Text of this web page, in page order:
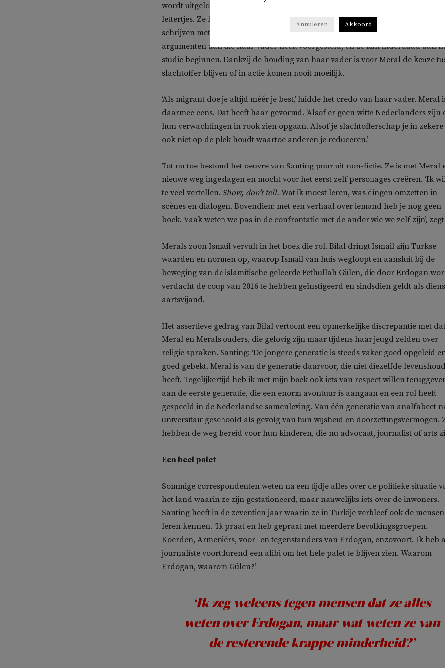
wordt uitgeloot voor haar studie medicijnen, dan wijst hij haar op de kleine
lettertjes. Ze kan bezwaar maken, dus moet ze die kans grijpen en een brief
schrijven met een goed onderbouwd verhaal. Ze doet wat hij zegt, voert de
argumenten aan die haar vader heeft voorgesteld, en ze kan inderdaad aan
studie beginnen. Dankzij de houding van haar vader is voor Meral de keuze
slachtoffer blijven of in actie komen nooit moeilijk.
‘Als migrant doe je altijd méér je best,’ luidde het credo van haar vader. Meral
daarmee eens. Dat heeft haar gevormd. ‘Alsof er geen witte Nederlanders zijn
hun verwachtingen in rook zien opgaan. Alsof je slachtofferschap je in zekere
ook niet op de plek houdt waartoe anderen je reduceren.’
Tot nu toe bestond het oeuvre van Santing puur uit non-fictie. Ze is met Meral
nieuwe weg ingeslagen en mocht voor het eerst zelf personages creëren. ‘Ik
te veel vertellen. Show, don’t tell. Wat ik moest leren, was dingen omzetten in
scènes en dialogen. Bovendien: met een verhaal over iemand heb je nog geen
boek. Vaak weten we pas in de confrontatie met de ander wie we zelf zijn’,
Merals zoon Ismail vervult in het boek die rol. Bilal dringt Ismail zijn Turkse
waarden en normen op, waarop Ismail van huis wegloopt en aansluit bij de
beweging van de islamitische geleerde Fethullah Gülen, die door Erdogan
verdacht de coup van 2016 te hebben geïnstigeerd en sindsdien geldt als diens
aartsvijand.
Het assertieve gedrag van Bilal vertoont een opmerkelijke discrepantie met
Meral en Merals ouders, die gelovig zijn maar tijdens haar jeugd zelden over
religie spraken. Santing: ‘De jongere generatie is steeds vaker goed opgeleid
goed gebekt. Meral is van de generatie daarvoor, die niet diezelfde
heeft. Tegelijkertijd heb ik met mijn boek ook iets van respect willen
aan de eerste generatie, die een enorm avontuur is aangaan en een rol heeft
gespeeld in de Nederlandse samenleving. Van één generatie van analfabeet
universitair geschoold als gevolg van hun wijsheid en doorzettingsvermogen.
hebben de weg bereid voor hun kinderen, die nu advocaat, journalist of arts
Een heel palet
Sommige correspondenten weten na een tijdje alles over de politieke situatie
het land waarin ze zijn gestationeerd, maar nauwelijks iets over de inwoners.
Santing heeft in de zeventien jaar waarin ze in Turkije verbleef ook de mensen
leren kennen. ‘Ik praat en heb gepraat met meerdere bevolkingsgroepen.
Koerden, Armeniërs, voor- en tegenstanders van Erdogan, enzovoort. Ik heb
journaliste voortdurend een alibi om het hele palet te blijven zien. Waarom
Erdogan, waarom Gülen?’
‘Ik zeg weleens tegen mensen dat ze alles
weten over Erdogan, maar wat weten ze van
de resterende krappe minderheid?’
Annuleren Akkoord